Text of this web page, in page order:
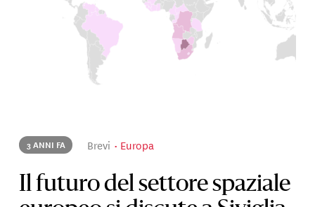
3 ANNI FA Brevi Europa
Il futuro del settore spaziale